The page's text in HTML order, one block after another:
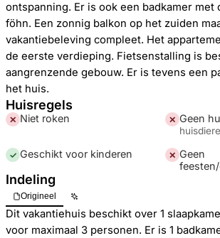
ontspanning. Er is ook een badkamer met
föhn. Een zonnig balkon op het zuiden
vakantiebeleving compleet. Het
de eerste verdieping. Fietsenstalling is
aangrenzende gebouw. Er is tevens een
het huis.
Huisregels
✕ Niet roken ✕ Geen
✓ Geschikt voor kinderen ✕ Geen
Indeling
Origineel
Dit vakantiehuis beschikt over 1
voor maximaal 3 personen. Er is 1